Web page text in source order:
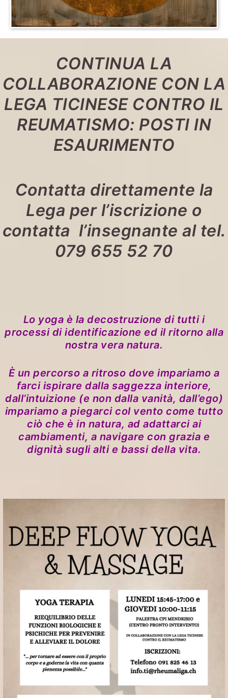
CONTINUA LA
COLLABORAZIONE CON LA
LEGA TICINESE CONTRO IL
REUMATISMO: POSTI IN
ESAURIMENTO
Contatta direttamente la
Lega per l’iscrizione o
contatta l’insegnante al tel.
079 655 52 70
Lo yoga è la decostruzione di tutti i
processi di identificazione ed il ritorno alla
nostra vera natura.
È un percorso a ritroso dove impariamo a
farci ispirare dalla saggezza interiore,
dall’intuizione (e non dalla vanità, dall’ego)
impariamo a piegarci col vento come tutto
ciò che è in natura, ad adattarci ai
cambiamenti, a navigare con grazia e
dignità sugli alti e bassi della vita.